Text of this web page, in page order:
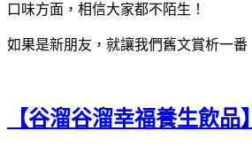
口味方面，相信大家都不陌生！
如果是新朋友，就讓我們舊文賞析一番
【谷溜谷溜幸福養生飲